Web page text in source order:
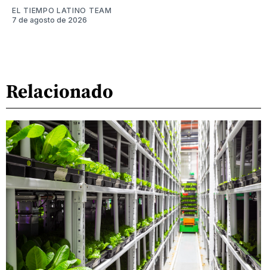
EL TIEMPO LATINO TEAM
7 de agosto de 2026
Relacionado